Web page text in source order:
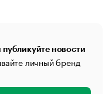
новости
личный бренд